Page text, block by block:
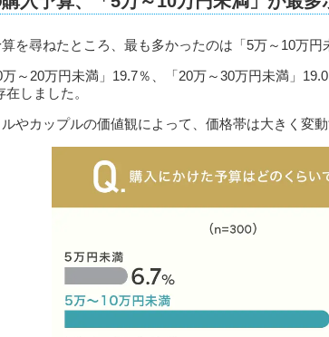
を尋ねたところ、最も多かったのは「5万～10万円
～20万円未満」19.7％、「20万～30万円未満」
在しました。
やカップルの価値観によって、価格帯は大きく変動